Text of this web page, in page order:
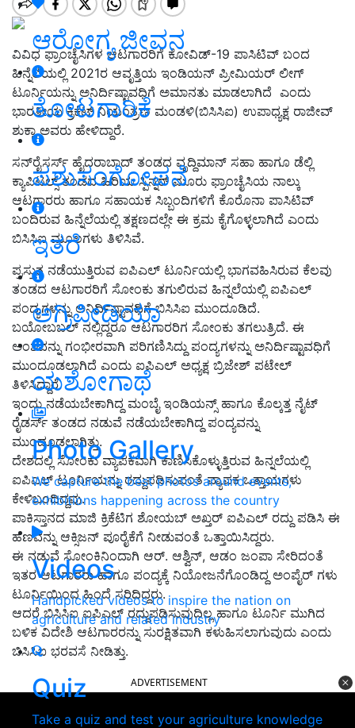
ಆರೋಗ್ಯ ಜೀವನ
ತೋಟಗಾರಿಕೆ
ಪಶುಸಂಗೋಪನೆ
ಇತರೆ
ಅಗ್ರಿಪೀಡಿಯಾ
ಯಶೋಗಾಥೆ
Photo Gallery
We capture the best photos around events,
exhibitions happening across the country
Videos
Handpicked videos to inspire the nation on
agriculture and related industry
Quiz
Take a quiz and test your agriculture knowledge
ವಿವಿಧ ಫ್ರಾಂಚೈಸಿಗಳ ಆಟಗಾರರಿಗೆ ಕೋವಿಡ್‌-19 ಪಾಸಿಟಿವ್‌ ಬಂದ
ಹಿನ್ನೆಲೆಯಲ್ಲಿ 2021ರ ಆವೃತ್ತಿಯ ಇಂಡಿಯನ್‌ ಪ್ರೀಮಿಯರ್‌ ಲೀಗ್‌
ಟೂರ್ನಿಯನ್ನು ಅನಿರ್ದಿಷ್ಟಾವಧಿಗೆ ಅಮಾನತು ಮಾಡಲಾಗಿದೆ ಎಂದು
ಭಾರತೀಯ ಕ್ರಿಕೆಟ್ ನಿಯಂತ್ರಣ ಮಂಡಳಿ(ಬಿಸಿಸಿಐ) ಉಪಾಧ್ಯಕ್ಷ ರಾಜೀವ್
ಶುಕ್ಲಾ ಅವರು ಹೇಳಿದ್ದಾರೆ.
ಸನ್‌ರೈಸರ್ಸ್ ಹೈದರಾಬಾದ್‌ ತಂಡದ ವೃದ್ದಿಮಾನ್ ಸಹಾ ಹಾಗೂ ಡೆಲ್ಲಿ
ಕ್ಯಾಪಿಟಲ್ಸ್ ತಂಡದ ಹಿರಿಯ ಸ್ಪಿನ್ನರ್‌ ಮೂರು ಫ್ರಾಂಚೈಸಿಯ ನಾಲ್ಕು
ಆಟಗಾರರು ಹಾಗೂ ಸಹಾಯಕ ಸಿಬ್ಬಂದಿಗಳಿಗೆ ಕೊರೊನಾ ಪಾಸಿಟಿವ್
ಬಂದಿರುವ ಹಿನ್ನೆಲೆಯಲ್ಲಿ ತಕ್ಷಣದಲ್ಲೇ ಈ ಕ್ರಮ ಕೈಗೊಳ್ಳಲಾಗಿದೆ ಎಂದು
ಬಿಸಿಸಿಐ ಮೂಲಗಳು ತಿಳಿಸಿವೆ.
ಪ್ರಸ್ತುತ ನಡೆಯುತ್ತಿರುವ ಐಪಿಎಲ್ ಟೂರ್ನಿಯಲ್ಲಿ ಭಾಗವಹಿಸಿರುವ ಕೆಲವು
ತಂಡದ ಆಟಗಾರರಿಗೆ ಸೋಂಕು ತಗುಲಿರುವ ಹಿನ್ನಲೆಯಲ್ಲಿ ಐಪಿಎಲ್
ಪಂದ್ಯಗಳನ್ನು ಅನಿರ್ದಿಷ್ಟಾವಧಿಗೆ ಬಿಸಿಸಿಐ ಮುಂದೂಡಿದೆ.
ಬಯೋಬಬಲ್ ನಲ್ಲಿದ್ದರೂ ಆಟಗಾರರಿಗ ಸೋಂಕು ತಗಲುತ್ರಿದೆ. ಈ
ಅಂಶವನ್ನು ಗಂಭೀರವಾಗಿ ಪರಿಗಣಿಸಿದ್ದು ಪಂದ್ಯಗಳನ್ನು ಅನಿರ್ದಿಷ್ಟಾವಧಿಗೆ
ಮುಂದೂಡಲಾಗಿದೆ ಎಂದು ಐಪಿಎಲ್ ಅಧ್ಯಕ್ಷ ಬ್ರಿಜೇಶ್ ಪಟೇಲ್
ತಿಳಿಸಿದ್ದಾರೆ.
ಇಂದು ನಡೆಯಬೇಕಾಗಿದ್ದ ಮಂಬೈ ಇಂಡಿಯನ್ಸ್ ಹಾಗೂ ಕೊಲ್ಕತ್ತ ನೈಟ್
ರೈಡರ್ಸ್ ತಂಡದ ನಡುವೆ ನಡೆಯಬೇಕಾಗಿದ್ದ ಪಂದ್ಯವನ್ನು
ಮುಂದೂಡಲಾಗಿತ್ತು.
ದೇಶದಲ್ಲಿ ಸೋಂಕು ವ್ಯಾಪಕವಾಗಿ ಕಾಣಿಸಿಕೊಳ್ಳುತ್ತಿರುವ ಹಿನ್ನಲೆಯಲ್ಲಿ
ಐಪಿಎಲ್ ಟೂರ್ನಿಯನ್ನು ರದ್ದುಪಡಿಸುವಂತೆ ವ್ಯಾಪಕ ಒತ್ತಾಯಗಳು
ಕೇಳಿಬಂದಿದ್ದವು.
ಪಾಕಿಸ್ತಾನದ ಮಾಜಿ ಕ್ರಿಕೆಟಿಗ ಶೋಯಬ್ ಅಖ್ತರ್ ಐಪಿಎಲ್ ರದ್ದು ಪಡಿಸಿ ಈ
ಹಣವನ್ನು ಆಕ್ಸಿಜನ್ ಪೂರೈಕೆಗೆ ನೀಡುವಂತೆ ಒತ್ತಾಯಿಸಿದ್ದರು.
ಈ ನಡುವೆ ಸೋಂಕಿನಿಂದಾಗಿ ಆರ್. ಆಶ್ವಿನ್, ಆಡಂ ಜಂಪಾ ಸೇರಿದಂತೆ
ಇತರ ಆಟಗಾರರು ಹಾಗೂ ಪಂದ್ಯಕ್ಕೆ ನಿಯೋಜನೆಗೊಂಡಿದ್ದ ಅಂಪೈರ್ ಗಳು
ಟೂರ್ನಿಯಿಂದ ಹಿಂದೆ ಸರಿದಿದ್ದರು.
ಆದರೆ ಬಿಸಿಸಿಐ ಐಪಿಎಲ್ ರದ್ದುಪಡಿಸುವುದಿಲ್ಲ ಹಾಗೂ ಟೂರ್ನಿ ಮುಗಿದ
ಬಳಿಕ ವಿದೇಶಿ ಆಟಗಾರರನ್ನು ಸುರಕ್ಷಿತವಾಗಿ ಕಳುಹಿಸಲಾಗುವುದು ಎಂದು
ಬಿಸಿಸಿಐ ಭರವಸೆ ನೀಡಿತ್ತು.
ADVERTISEMENT